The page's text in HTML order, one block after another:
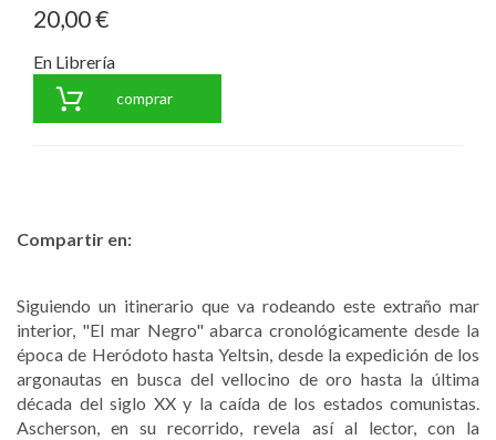
20,00 €
En Librería
comprar
Compartir en:
Siguiendo un itinerario que va rodeando este extraño mar
interior, "El mar Negro" abarca cronológicamente desde la
época de Heródoto hasta Yeltsin, desde la expedición de los
argonautas en busca del vellocino de oro hasta la última
década del siglo XX y la caída de los estados comunistas.
Ascherson, en su recorrido, revela así al lector, con la